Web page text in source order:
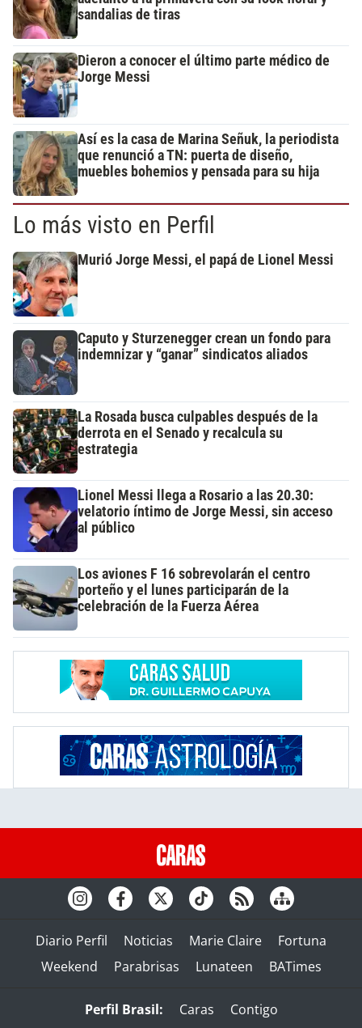
sandalias de tiras
Dieron a conocer el último parte médico de
Jorge Messi
Así es la casa de Marina Señuk, la periodista
que renunció a TN: puerta de diseño,
muebles bohemios y pensada para su hija
Lo más visto en Perfil
Murió Jorge Messi, el papá de Lionel Messi
Caputo y Sturzenegger crean un fondo para
indemnizar y “ganar” sindicatos aliados
La Rosada busca culpables después de la
derrota en el Senado y recalcula su
estrategia
Lionel Messi llega a Rosario a las 20.30:
velatorio íntimo de Jorge Messi, sin acceso
al público
Los aviones F 16 sobrevolarán el centro
porteño y el lunes participarán de la
celebración de la Fuerza Aérea
Diario Perfil Noticias Marie Claire
Fortuna
Weekend
Parabrisas Lunateen BATimes
Perfil Brasil: Caras
Contigo